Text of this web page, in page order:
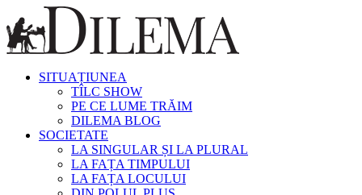
SITUAȚIUNEA
TÎLC SHOW
PE CE LUME TRĂIM
DILEMA BLOG
SOCIETATE
LA SINGULAR ȘI LA PLURAL
LA FAȚA TIMPULUI
LA FAȚA LOCULUI